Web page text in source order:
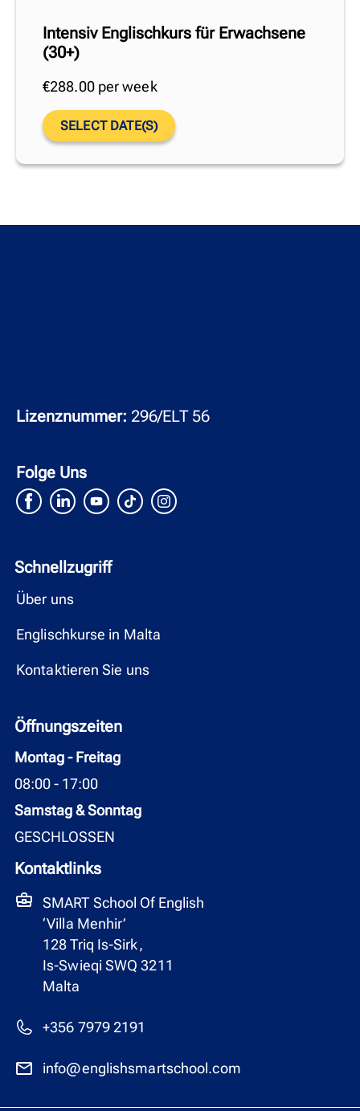
Intensiv Englischkurs für Erwachsene
(30+)
€288.00per week
SELECT DATE(S)
Lizenznummer: 296/ELT 56
Folge Uns
Schnellzugriff
Über uns
Englischkurse in Malta
Kontaktieren Sie uns
Öffnungszeiten
Montag - Freitag
08:00 - 17:00
Samstag & Sonntag
GESCHLOSSEN
Kontaktlinks
SMART School Of English
‘Villa Menhir’
128 Triq Is-Sirk,
Is-Swieqi SWQ 3211
Malta
+356 7979 2191
info@englishsmartschool.com